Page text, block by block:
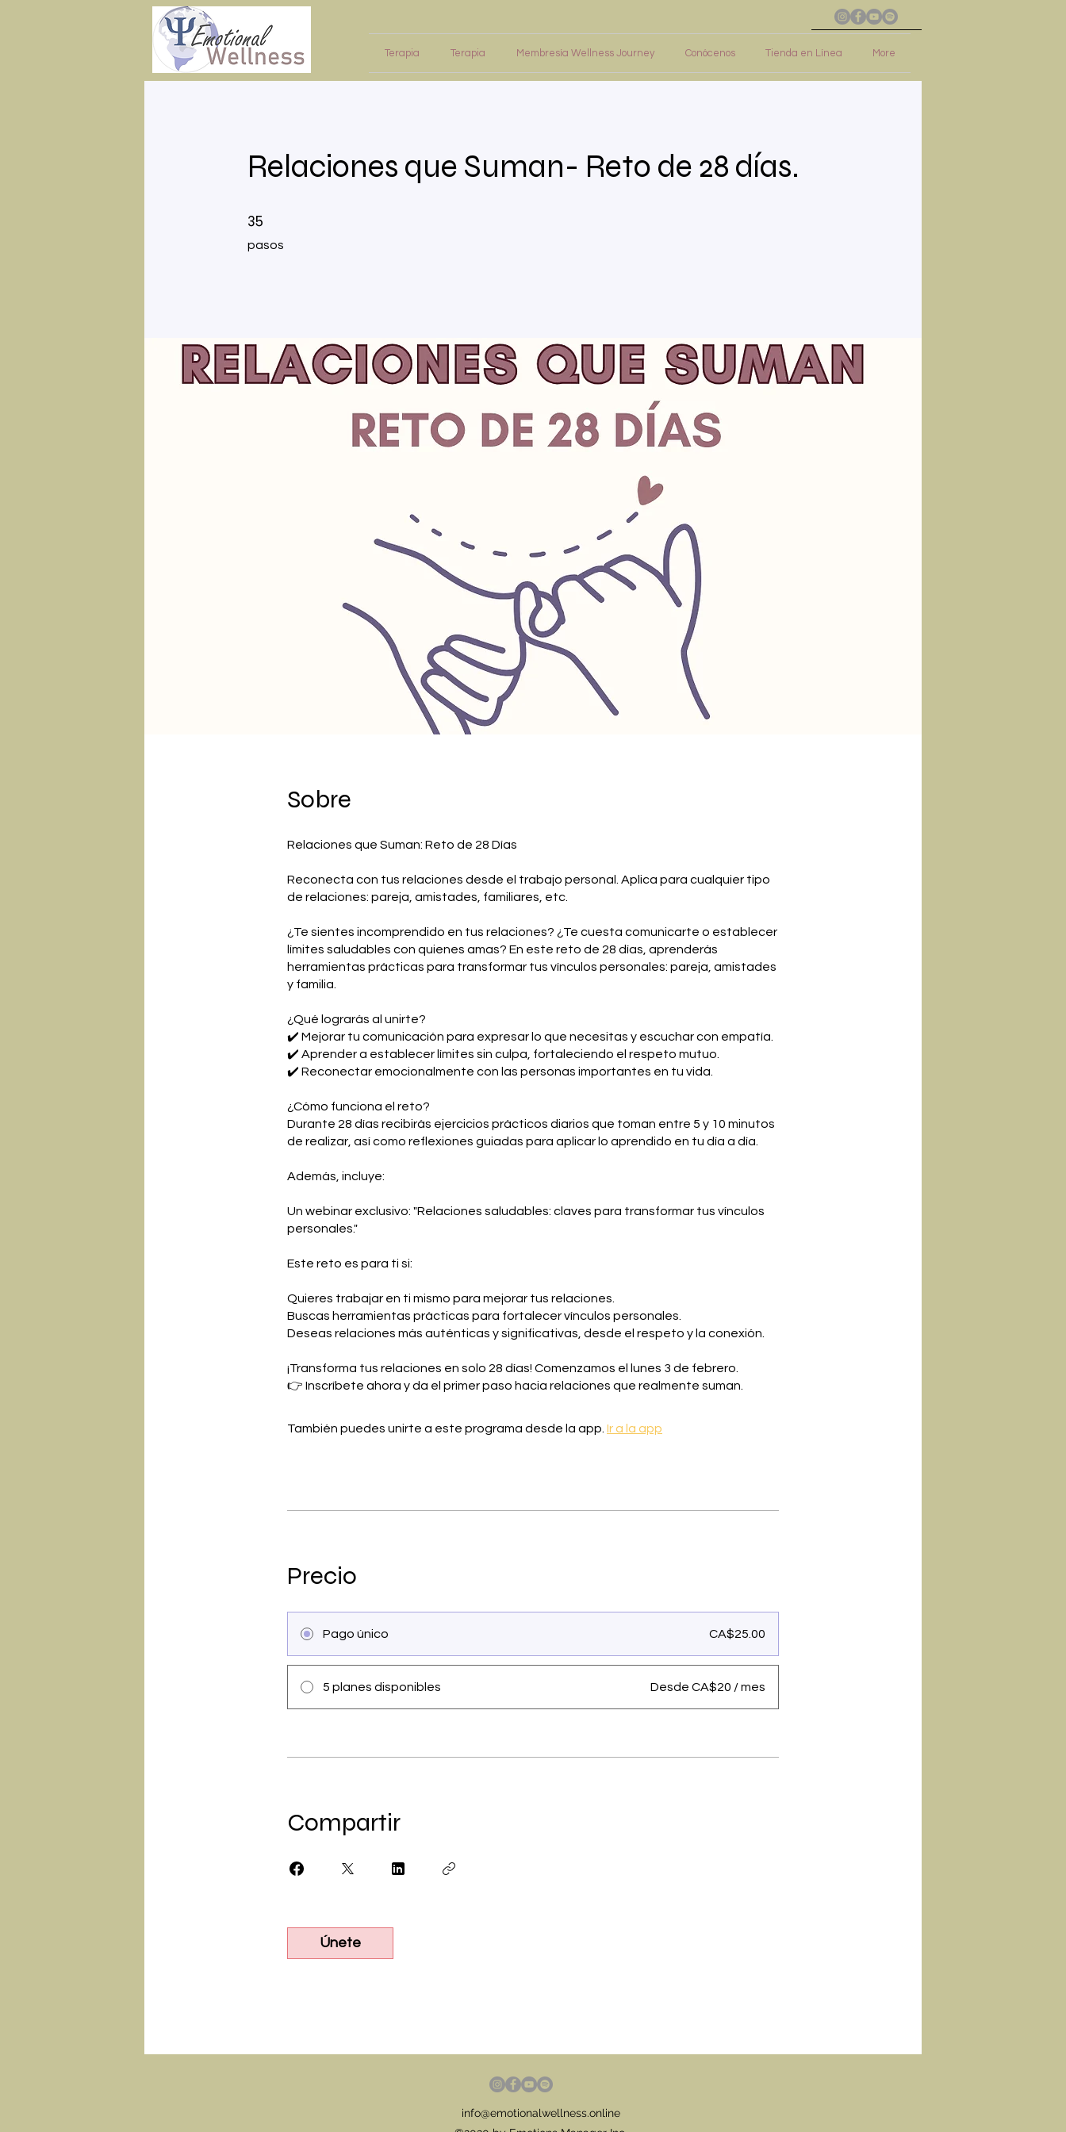
Terapia Terapia Membresía Wellness Journey Conócenos Tienda en Línea More
Relaciones que Suman- Reto de 28 días.
35
pasos
Sobre
Relaciones que Suman: Reto de 28 Días
Reconecta con tus relaciones desde el trabajo personal. Aplica para cualquier tipo
de relaciones: pareja, amistades, familiares, etc.
¿Te sientes incomprendido en tus relaciones? ¿Te cuesta comunicarte o establecer
límites saludables con quienes amas? En este reto de 28 días, aprenderás
herramientas prácticas para transformar tus vínculos personales: pareja, amistades
y familia.
¿Qué lograrás al unirte?
✔️ Mejorar tu comunicación para expresar lo que necesitas y escuchar con empatía.
✔️ Aprender a establecer límites sin culpa, fortaleciendo el respeto mutuo.
✔️ Reconectar emocionalmente con las personas importantes en tu vida.
¿Cómo funciona el reto?
Durante 28 días recibirás ejercicios prácticos diarios que toman entre 5 y 10 minutos
de realizar, así como reflexiones guiadas para aplicar lo aprendido en tu día a día.
Además, incluye:
Un webinar exclusivo: "Relaciones saludables: claves para transformar tus vínculos
personales."
Este reto es para ti si:
Quieres trabajar en ti mismo para mejorar tus relaciones.
Buscas herramientas prácticas para fortalecer vínculos personales.
Deseas relaciones más auténticas y significativas, desde el respeto y la conexión.
¡Transforma tus relaciones en solo 28 días! Comenzamos el lunes 3 de febrero.
👉 Inscríbete ahora y da el primer paso hacia relaciones que realmente suman.
También puedes unirte a este programa desde la app. Ir a la app
Precio
Pago único CA$25.00
5 planes disponibles Desde CA$20 / mes
Compartir
Únete
info@emotionalwellness.online